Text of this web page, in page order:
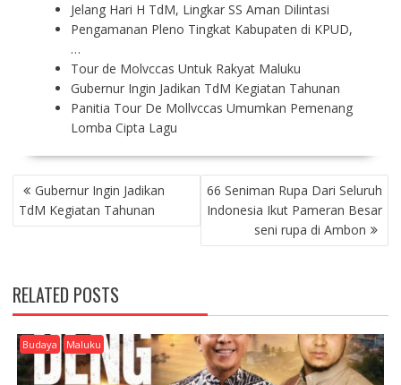
Jelang Hari H TdM, Lingkar SS Aman Dilintasi
Pengamanan Pleno Tingkat Kabupaten di KPUD,
…
Tour de Molvccas Untuk Rakyat Maluku
Gubernur Ingin Jadikan TdM Kegiatan Tahunan
Panitia Tour De Mollvccas Umumkan Pemenang
Lomba Cipta Lagu
P
O
S
A
V
I
G
A
Gubernur Ingin Jadikan
TdM Kegiatan Tahunan
66 Seniman Rupa Dari Seluruh
Indonesia Ikut Pameran Besar
seni rupa di Ambon
RELATED POSTS
Budaya Maluku